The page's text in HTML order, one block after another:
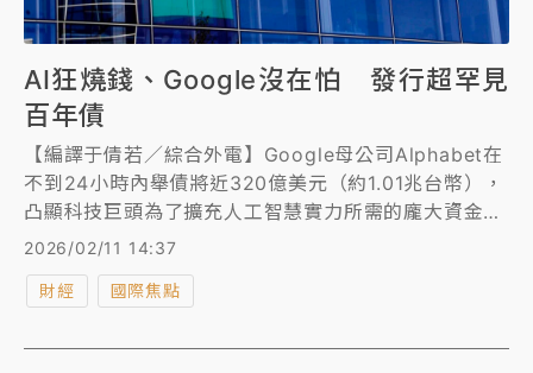
AI狂燒錢、Google沒在怕 發行超罕見
百年債
【編譯于倩若／綜合外電】Google母公司Alphabet在
不到24小時內舉債將近320億美元（約1.01兆台幣），
凸顯科技巨頭為了擴充人工智慧實力所需的龐大資金，
以及信貸市場願意大舉買單的熱度。
2026/02/11 14:37
財經 國際焦點